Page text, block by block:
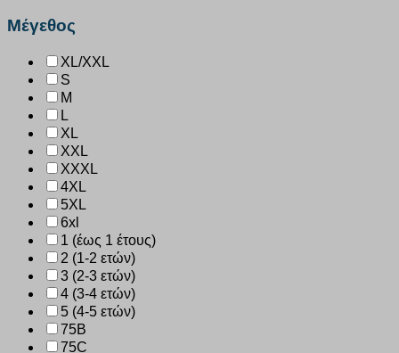
Μέγεθος
XL/XXL
S
M
L
XL
XXL
XXXL
4XL
5XL
6xl
1 (έως 1 έτους)
2 (1-2 ετών)
3 (2-3 ετών)
4 (3-4 ετών)
5 (4-5 ετών)
75B
75C